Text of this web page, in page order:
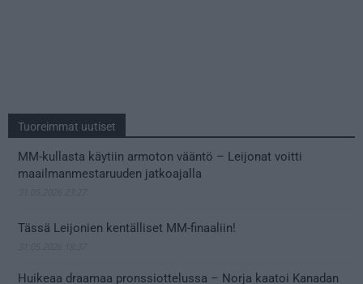
Tuoreimmat uutiset
MM-kullasta käytiin armoton vääntö – Leijonat voitti
maailmanmestaruuden jatkoajalla
Tässä Leijonien kentälliset MM-finaaliin!
Huikeaa draamaa pronssiottelussa – Norja kaatoi Kanadan